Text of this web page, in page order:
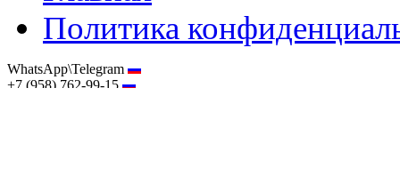
Политика
WhatsApp\Telegram
+7 (958) 762-99-15